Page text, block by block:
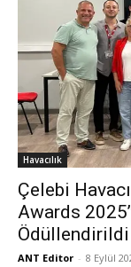
Havacılık
Çelebi
Awards
Ödüllendirildi
ANT Editor - 8 Eylül